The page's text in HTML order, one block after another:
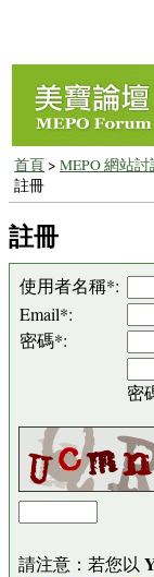
首頁> MEPO 網站
註冊
註冊
使用者名稱*:
Email*:
密碼*:
密
請注意：若您以